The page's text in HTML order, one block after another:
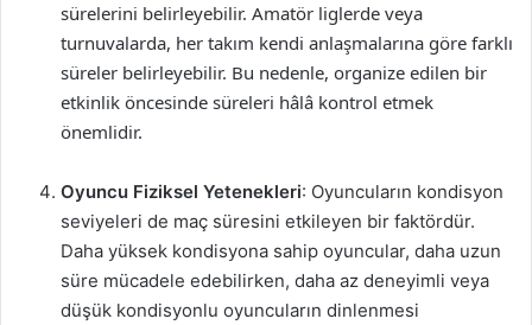
sürelerini belirleyebilir. Amatör liglerde veya
turnuvalarda, her takım kendi anlaşmalarına göre farklı
süreler belirleyebilir. Bu nedenle, organize edilen bir
etkinlik öncesinde süreleri hâlâ kontrol etmek
önemlidir.
Oyuncu Fiziksel Yetenekleri: Oyuncuların kondisyon
seviyeleri de maç süresini etkileyen bir faktördür.
Daha yüksek kondisyona sahip oyuncular, daha uzun
süre mücadele edebilirken, daha az deneyimli veya
düşük kondisyonlu oyuncuların dinlenmesi